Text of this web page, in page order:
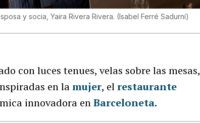
y socia, Yaira Rivera Rivera. (Isabel Ferré Sadurní)
con luces tenues, velas sobre las mesas,
en lamujer, elrestaurante
innovadora enBarceloneta.